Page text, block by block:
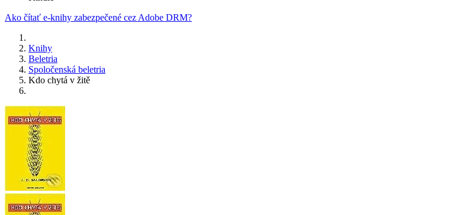
Ako čítať e-knihy zabezpečené cez Adobe DRM?
Knihy
Beletria
Spoločenská beletria
Kdo chytá v žitě